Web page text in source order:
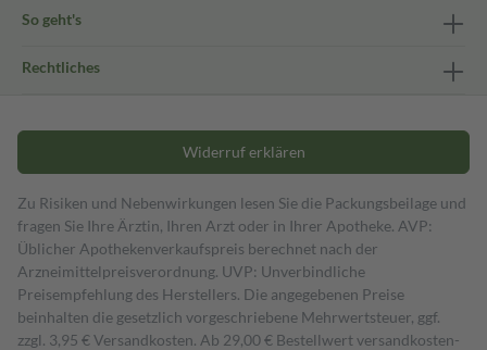
So geht's
Rechtliches
Widerruf erklären
Zu Risiken und Nebenwirkungen lesen Sie die Packungsbeilage und
fragen Sie Ihre Ärztin, Ihren Arzt oder in Ihrer Apotheke. AVP:
Üblicher Apothekenverkaufspreis berechnet nach der
Arzneimittelpreisverordnung. UVP: Unverbindliche
Preisempfehlung des Herstellers. Die angegebenen Preise
beinhalten die gesetzlich vorgeschriebene Mehrwertsteuer, ggf.
zzgl. 3,95 € Versandkosten. Ab 29,00 € Bestell­wert versand­kosten­